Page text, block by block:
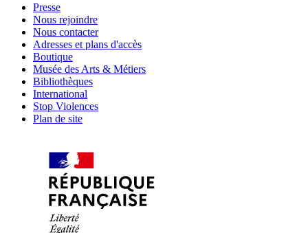
Presse
Nous rejoindre
Nous contacter
Adresses et plans d'accès
Boutique
Musée des Arts & Métiers
Bibliothèques
International
Stop Violences
Plan de site